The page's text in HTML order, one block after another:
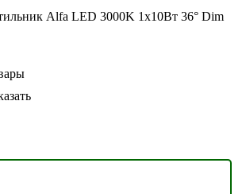
Alfa LED 3000K 1x10Вт 36° Dim